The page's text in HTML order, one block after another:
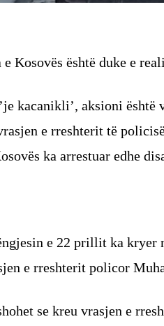
Kosovës është duke e
kacanikli’, aksioni
e rreshterit të
ka arrestuar edhe
e 22 prillit ka kryer
e rreshterit policor
se kreu vrasjen e